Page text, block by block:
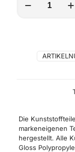
Schwingenschutz
Die
markeneigenen
hergestellt. Alle
Gloss